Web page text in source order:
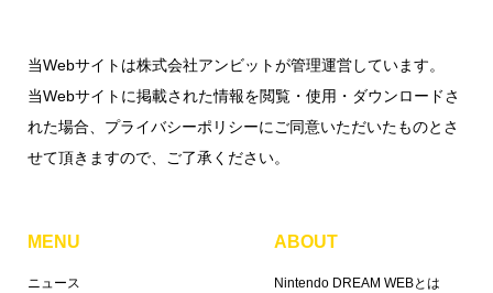
当Webサイトは株式会社アンビットが管理運営しています。
当Webサイトに掲載された情報を閲覧・使用・ダウンロードさ
れた場合、プライバシーポリシーにご同意いただいたものとさ
せて頂きますので、ご了承ください。
MENU
ニュース
ABOUT
Nintendo DREAM WEBとは